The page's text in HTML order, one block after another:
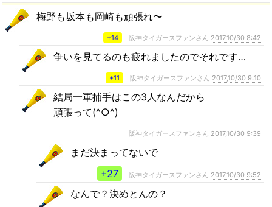
梅野も坂本も岡崎も頑張れ〜
+14 阪神タイガースファンさん 2017,10/30 8:42
争いを見てるのも疲れましたのでそれです…
+11 阪神タイガースファンさん 2017,10/30 9:10
結局一軍捕手はこの3人なんだから
頑張って(^○^)
阪神タイガースファンさん 2017,10/30 9:39
まだ決まってないで
+27
阪神タイガースファンさん 2017,10/30 9:52
なんで？決めとんの？